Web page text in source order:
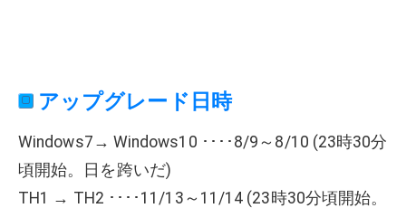
アップグレード日時
Windows7→ Windows10 ････8/9～8/10 (23時30分
頃開始。日を跨いだ)
TH1 → TH2 ････11/13～11/14 (23時30分頃開始。